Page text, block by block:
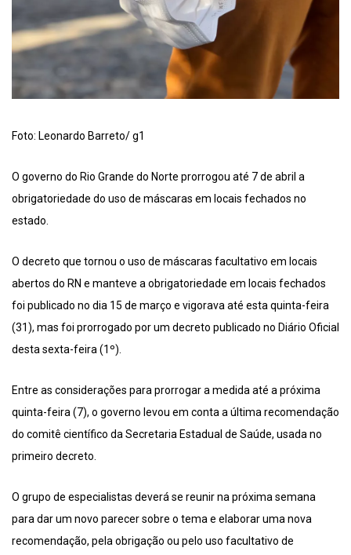
Foto: Leonardo Barreto/ g1
O governo do Rio Grande do Norte prorrogou até 7 de abril a
obrigatoriedade do uso de máscaras em locais fechados no
estado.
O decreto que tornou o uso de máscaras facultativo em locais
abertos do RN e manteve a obrigatoriedade em locais fechados
foi publicado no dia 15 de março e vigorava até esta quinta-feira
(31), mas foi prorrogado por um decreto publicado no Diário Oficial
desta sexta-feira (1º).
Entre as considerações para prorrogar a medida até a próxima
quinta-feira (7), o governo levou em conta a última recomendação
do comitê científico da Secretaria Estadual de Saúde, usada no
primeiro decreto.
O grupo de especialistas deverá se reunir na próxima semana
para dar um novo parecer sobre o tema e elaborar uma nova
recomendação, pela obrigação ou pelo uso facultativo de